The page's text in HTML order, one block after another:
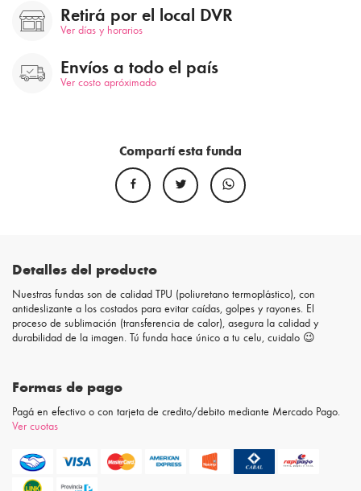
Retirá por el local DVR
Ver días y horarios
Envíos a todo el país
Ver costo apróximado
Compartí esta funda
Detalles del producto
Nuestras fundas son de calidad TPU (poliuretano termoplástico), con
antideslizante a los costados para evitar caídas, golpes y rayones. El
proceso de sublimación (transferencia de calor), asegura la calidad y
durabilidad de la imagen. Tú funda hace único a tu celu, cuidalo 😉
Formas de pago
Pagá en efectivo o con tarjeta de credito/debito mediante Mercado Pago.
Ver cuotas